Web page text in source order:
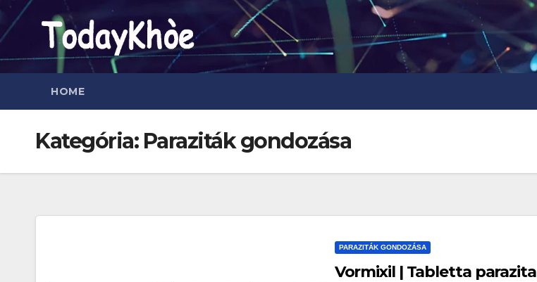
Skip
to
HOME
Kategória: Paraziták gondozása
PARAZITÁK GONDOZÁSA
Vormixil | Tabletta parazita